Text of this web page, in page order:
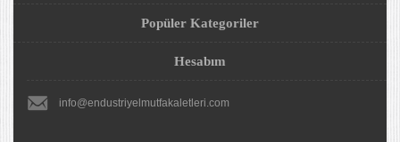
Popüler Kategoriler
Hesabım
info@endustriyelmutfakaletleri.com